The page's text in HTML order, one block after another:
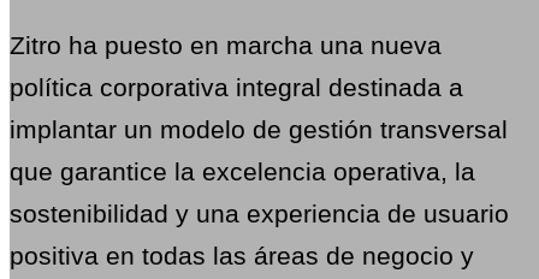
Zitro ha puesto en marcha una nueva
política corporativa integral destinada a
implantar un modelo de gestión transversal
que garantice la excelencia operativa, la
sostenibilidad y una experiencia de usuario
positiva en todas las áreas de negocio y